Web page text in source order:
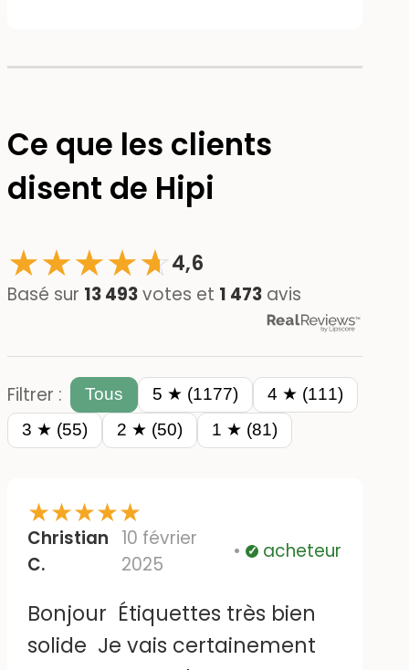
Ce que les clients
disent de Hipi
★★★★☆
★4,6
Basé sur 13 493votes et 1 473 avis
Filtrer : Tous 5 ★ (1177)
4 ★ (111)
3 ★ (55)
2 ★ (50) 1 ★ (81)
★★★★★
Christian
C.
10 février
2025
Vérifié
acheteur
Bonjour Étiquettes très bien
solide Je vais certainement